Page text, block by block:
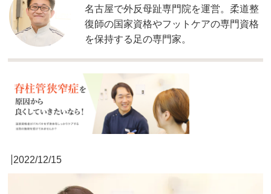
名古屋で外反母趾専門院を運営。柔道整
復師の国家資格やフットケアの専門資格
を保持する足の専門家。
2022/12/15